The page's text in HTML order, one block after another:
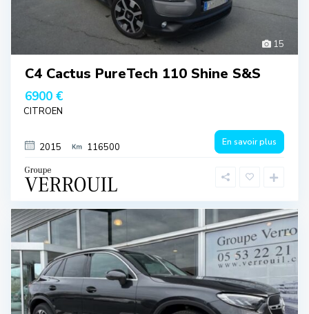
15
C4 Cactus PureTech 110 Shine S&S
6900 €
CITROEN
2015 116500 En savoir plus